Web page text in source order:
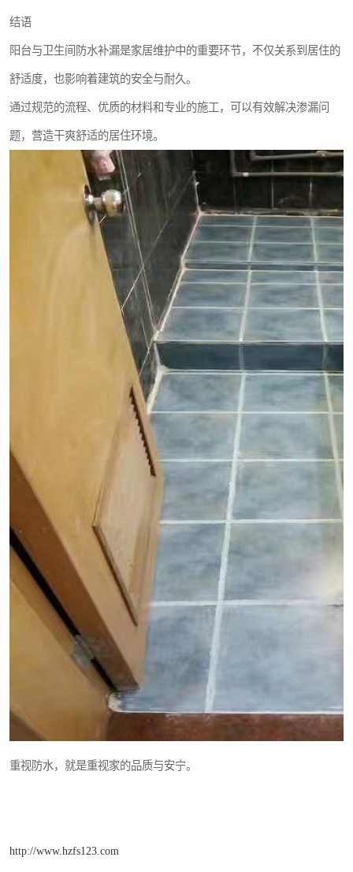
结语
阳台与卫生间防水补漏是家居维护中的重要环节，不仅关系到居住的
舒适度，也影响着建筑的安全与耐久。
通过规范的流程、优质的材料和专业的施工，可以有效解决渗漏问
题，营造干爽舒适的居住环境。
重视防水，就是重视家的品质与安宁。
http://www.hzfs123.com